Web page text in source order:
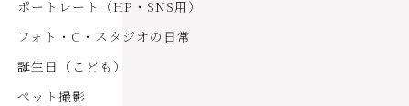
ポートレート（HP・SNS用）
フォト・C・スタジオの日常
誕生日（こども）
ペット撮影